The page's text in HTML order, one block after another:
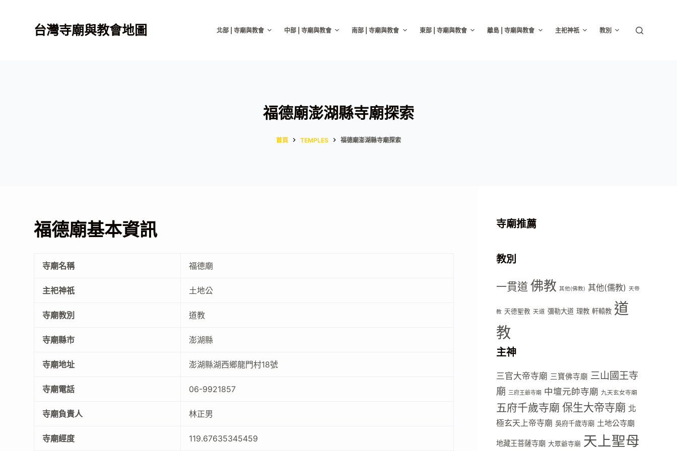
台灣寺廟與教會地圖 北部 | 寺廟與教會 中部 | 寺廟與教會 南部 | 寺廟與教會 東部 | 寺廟與教會 離島 | 寺廟與教會 主祀神祇 教別
福德廟澎湖縣寺廟探索
首頁 TEMPLES 福德廟澎湖縣寺廟探索
福德廟基本資訊
寺廟名稱 福德廟
主祀神祇 土地公
寺廟教別 道教
寺廟縣市 澎湖縣
寺廟地址 澎湖縣湖西鄉龍門村18號
寺廟電話 06-9921857
寺廟負責人 林正男
寺廟經度 119.67635345459
寺廟推薦
教別
一貫道 佛教 其他(佛教) 其他(儒教) 天帝
教 天德聖教 天道 彌勒大道 理教 軒轅教 道
教
主神
三官大帝寺廟 三寶佛寺廟 三山國王寺
廟 三府王爺寺廟 中壇元帥寺廟 九天玄女寺廟
五府千歲寺廟 保生大帝寺廟 北
極玄天上帝寺廟 吳府千歲寺廟 土地公寺廟
地藏王菩薩寺廟 大眾爺寺廟 天上聖母